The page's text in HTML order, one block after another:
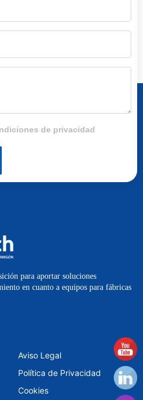
de privacidad
para aportar soluciones
en cuanto a equipos para fábricas
Aviso Legal
Política de Privacidad
Cookies